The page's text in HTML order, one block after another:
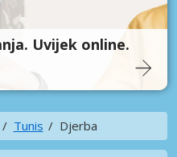
Uvijek online.
Tunis Djerba